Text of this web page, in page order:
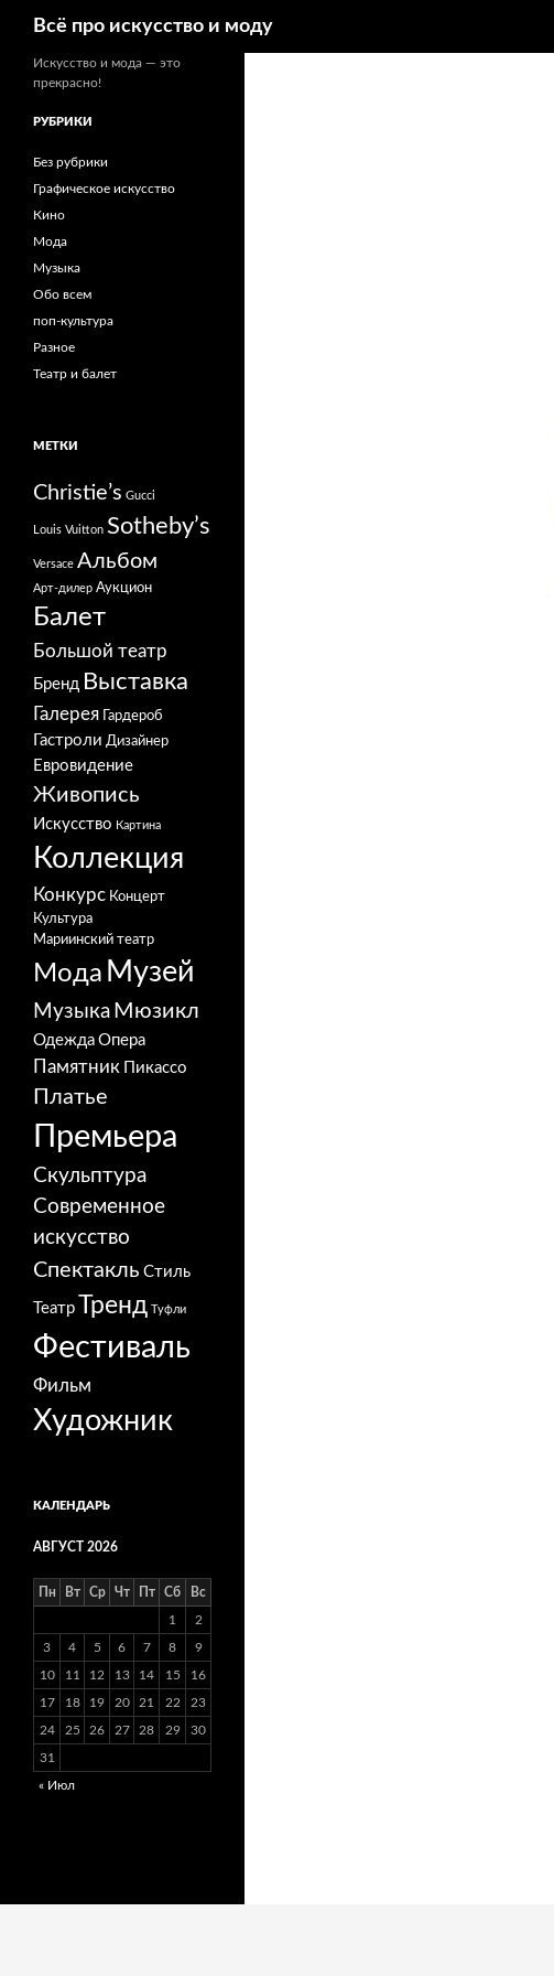
Всё про искусство и моду
Искусство и мода — это
прекрасно!
РУБРИКИ
Без рубрики
Графическое искусство
Кино
Мода
Музыка
Обо всем
поп-культура
Разное
Театр и балет
МЕТКИ
Christie’s Gucci
Louis Vuitton Sotheby’s
Versace Альбом
Арт-дилер Аукцион
Балет
Большой театр
Бренд Выставка
Галерея Гардероб
Гастроли Дизайнер
Евровидение
Живопись
Искусство Картина
Коллекция
Конкурс Концерт
Культура
Мариинский театр
Мода Музей
Музыка Мюзикл
Одежда Опера
Памятник Пикассо
Платье
Премьера
Скульптура
Современное
искусство
Спектакль Стиль
Театр Тренд Туфли
Фестиваль
Фильм
Художник
КАЛЕНДАРЬ
АВГУСТ 2026
Пн Вт Ср Чт Пт Сб Вс
1 2
3 4 5 6 7 8 9
10 11 12 13 14 15 16
17 18 19 20 21 22 23
24 25 26 27 28 29 30
31
« Июл